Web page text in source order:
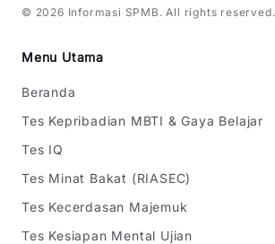
© 2026 Informasi SPMB . All rights reserved.
Menu Utama
Beranda
Tes Kepribadian MBTI & Gaya Belajar
Tes IQ
Tes Minat Bakat (RIASEC)
Tes Kecerdasan Majemuk
Tes Kesiapan Mental Ujian